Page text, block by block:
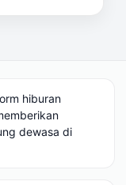
hiburan
dewasa di